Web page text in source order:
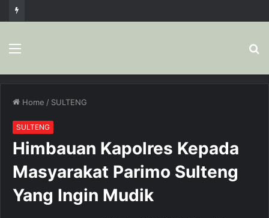
Home / SULTENG
SULTENG
Himbauan Kapolres Kepada
Masyarakat Parimo Sulteng
Yang Ingin Mudik